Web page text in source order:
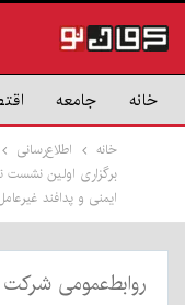
خانه جامعه
خانه
اطلاع‌رسانی
برگزاری اولین
ایمنی و پدافند
روابط‌عمومی